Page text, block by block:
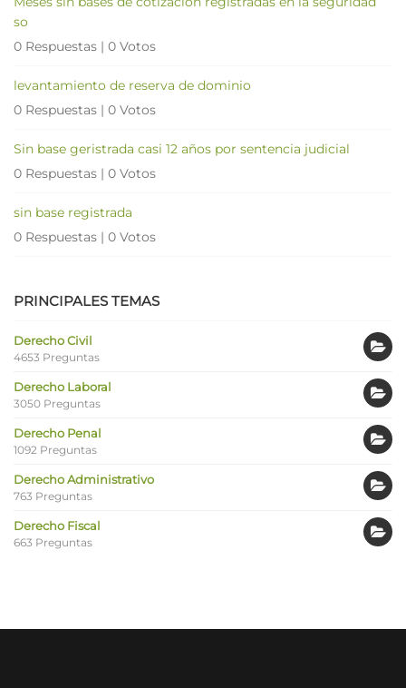
so
0 Respuestas | 0 Votos
levantamiento de reserva de dominio
0 Respuestas | 0 Votos
Sin base geristrada casi 12 años por sentencia judicial
0 Respuestas | 0 Votos
sin base registrada
0 Respuestas | 0 Votos
PRINCIPALES TEMAS
Derecho Civil
4653 Preguntas
Derecho Laboral
3050 Preguntas
Derecho Penal
1092 Preguntas
Derecho Administrativo
763 Preguntas
Derecho Fiscal
663 Preguntas